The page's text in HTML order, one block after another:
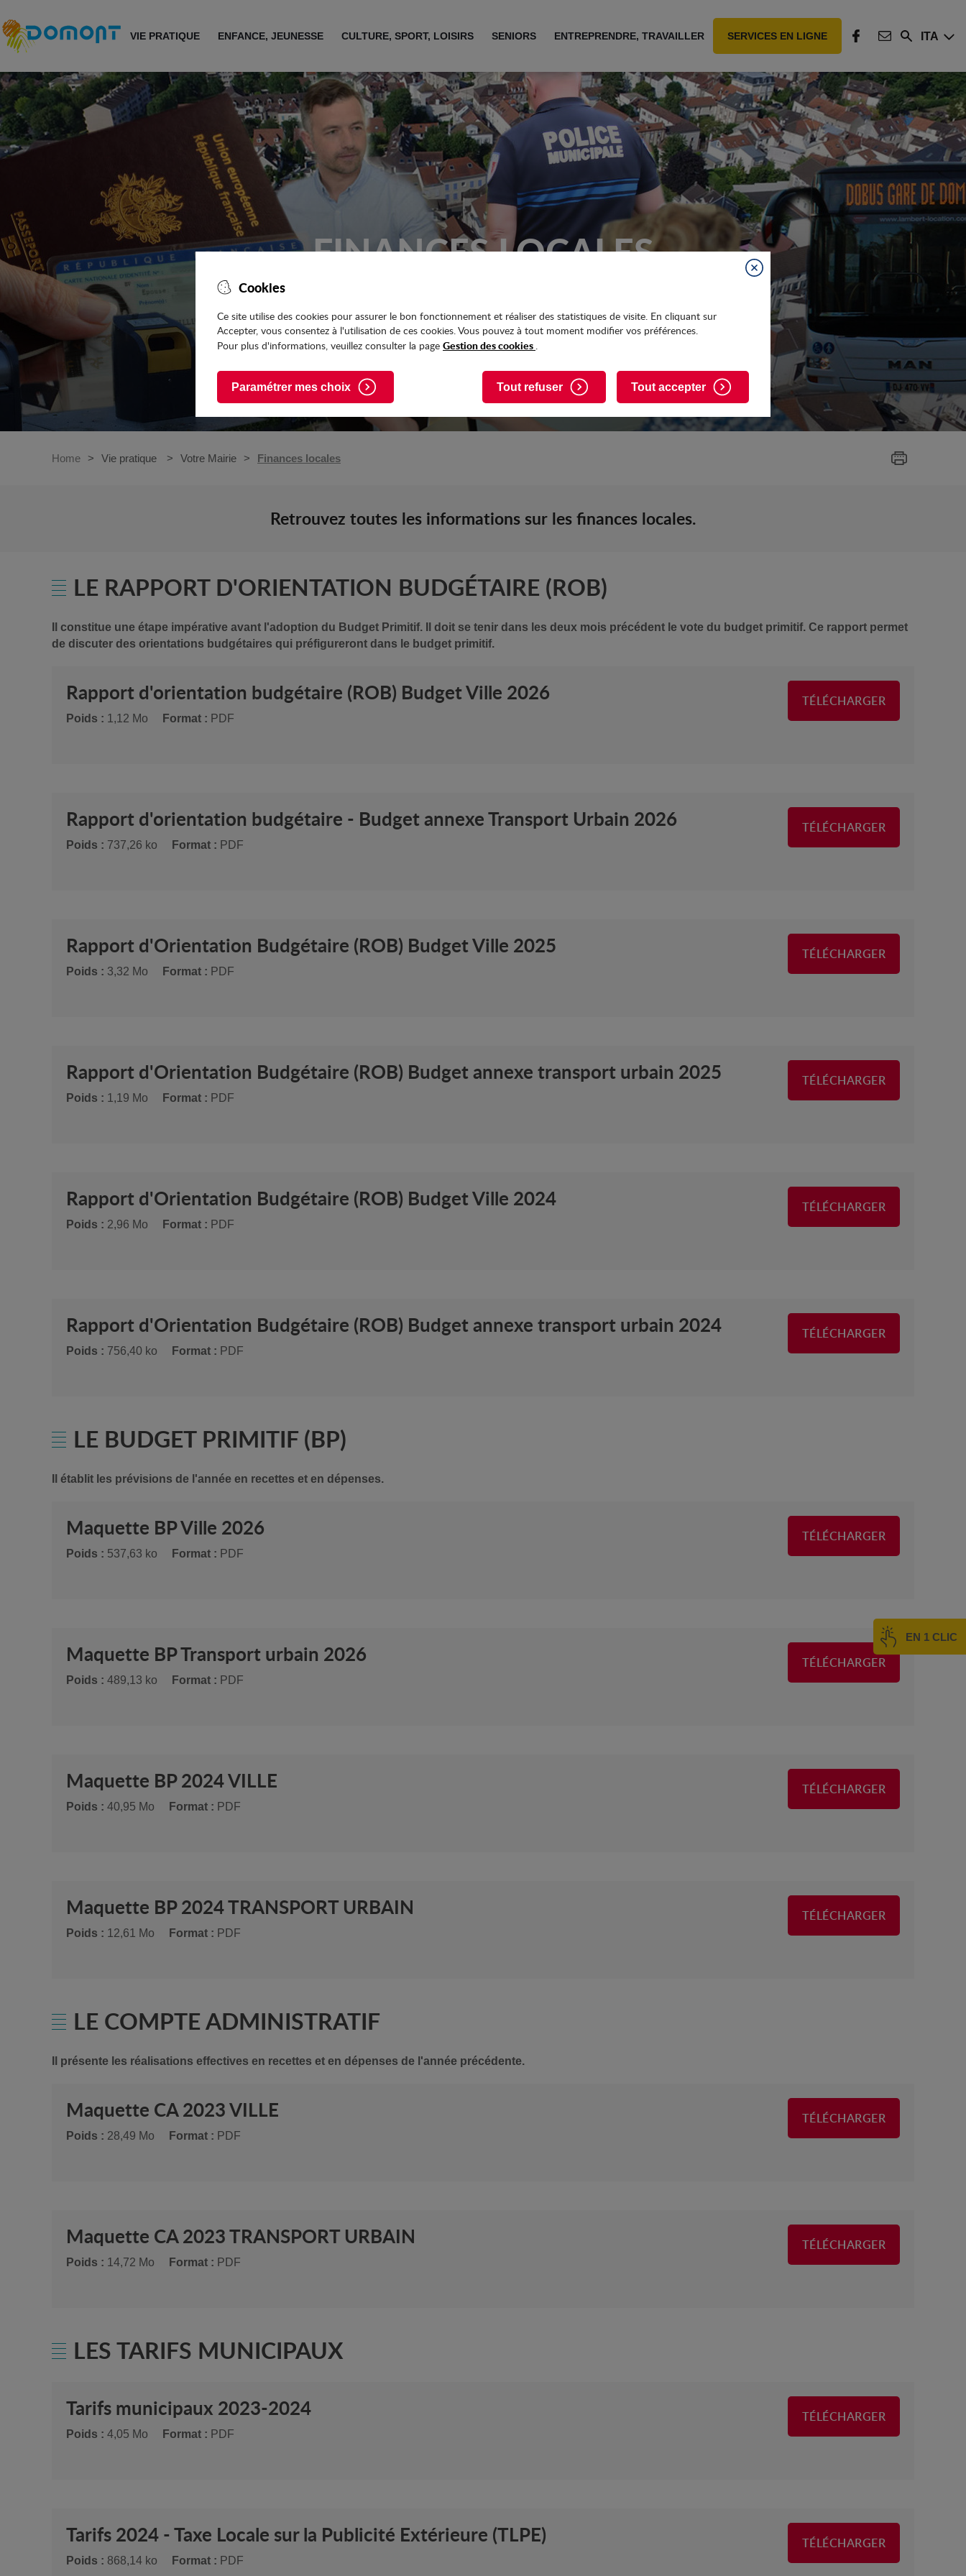
Cookies
Fermer
Ce site utilise des cookies pour assurer le bon fonctionnement et réaliser des statistiques de visite. En cliquant sur
Accepter, vous consentez à l'utilisation de ces cookies. Vous pouvez à tout moment modifier vos préférences.
Pour plus d'informations, veuillez consulter la page Gestion des cookies .
Paramétrer mes choix Tout refuser Tout accepter
Accéder au contenu
VIE PRATIQUE ENFANCE, JEUNESSE CULTURE, SPORT, LOISIRS SENIORS ENTREPRENDRE, TRAVAILLER SERVICES EN LIGNE
FACEBOOK
CONTACT
Rechercher
ITA
FINANCES LOCALES
EN 1 CLIC
Home Vie pratique Votre Mairie Finances locales
Retrouvez toutes les informations sur les finances locales.
LE RAPPORT D'ORIENTATION BUDGÉTAIRE (ROB)
Il constitue une étape impérative avant l'adoption du Budget Primitif. Il doit se tenir dans les deux mois précédent le vote du budget primitif. Ce rapport permet
de discuter des orientations budgétaires qui préfigureront dans le budget primitif.
Rapport d'orientation budgétaire (ROB) Budget Ville 2026
Poids : 1,12 Mo Format : PDF
TÉLÉCHARGER
Rapport d'orientation budgétaire - Budget annexe Transport Urbain 2026
Poids : 737,26 ko Format : PDF
TÉLÉCHARGER
Rapport d'Orientation Budgétaire (ROB) Budget Ville 2025
Poids : 3,32 Mo Format : PDF
TÉLÉCHARGER
Rapport d'Orientation Budgétaire (ROB) Budget annexe transport urbain 2025
Poids : 1,19 Mo Format : PDF
TÉLÉCHARGER
Rapport d'Orientation Budgétaire (ROB) Budget Ville 2024
Poids : 2,96 Mo Format : PDF
TÉLÉCHARGER
Rapport d'Orientation Budgétaire (ROB) Budget annexe transport urbain 2024
Poids : 756,40 ko Format : PDF
TÉLÉCHARGER
LE BUDGET PRIMITIF (BP)
Il établit les prévisions de l'année en recettes et en dépenses.
Maquette BP Ville 2026
Poids : 537,63 ko Format : PDF
TÉLÉCHARGER
Maquette BP Transport urbain 2026
Poids : 489,13 ko Format : PDF
TÉLÉCHARGER
Maquette BP 2024 VILLE
Poids : 40,95 Mo Format : PDF
TÉLÉCHARGER
Maquette BP 2024 TRANSPORT URBAIN
Poids : 12,61 Mo Format : PDF
TÉLÉCHARGER
LE COMPTE ADMINISTRATIF
Il présente les réalisations effectives en recettes et en dépenses de l'année précédente.
Maquette CA 2023 VILLE
Poids : 28,49 Mo Format : PDF
TÉLÉCHARGER
Maquette CA 2023 TRANSPORT URBAIN
Poids : 14,72 Mo Format : PDF
TÉLÉCHARGER
LES TARIFS MUNICIPAUX
Tarifs municipaux 2023-2024
Poids : 4,05 Mo Format : PDF
TÉLÉCHARGER
Tarifs 2024 - Taxe Locale sur la Publicité Extérieure (TLPE)
Poids : 868,14 ko Format : PDF
TÉLÉCHARGER